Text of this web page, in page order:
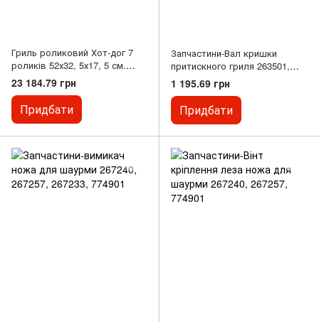
Гриль роликовий Хот-дог 7
роликів 52х32, 5х17, 5 см.
Hendi
23 184.79 грн
Придбати
Запчастини-Вал кришки
притискного гриля 263501,
263600, 263709, 263808,
263907, шт
1 195.69 грн
Придбати